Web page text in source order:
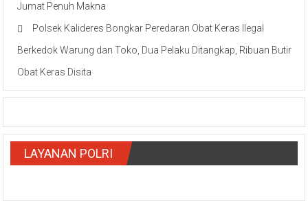
Jumat Penuh Makna
Polsek Kalideres Bongkar Peredaran Obat Keras Ilegal
Berkedok Warung dan Toko, Dua Pelaku Ditangkap, Ribuan Butir
Obat Keras Disita
LAYANAN POLRI